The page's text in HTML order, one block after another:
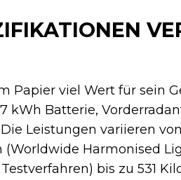
Papier viel Wert für sein
kWh Batterie,
Leistungen variieren
Harmonised
bis zu 531